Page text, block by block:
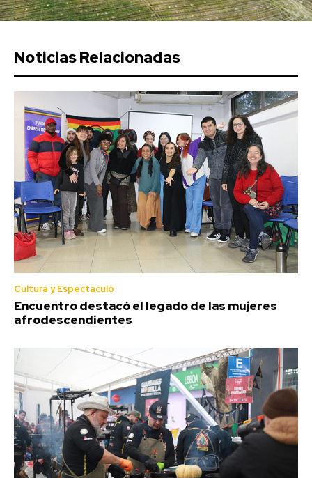
Noticias Relacionadas
Cultura y Espectaculo
Encuentro destacó el legado de las mujeres
afrodescendientes